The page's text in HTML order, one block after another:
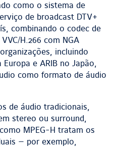
como o sistema de
de broadcast DTV+
combinando o codec de
H.266 com NGA
incluindo
Europa e ARIB no Japão,
como formato de áudio
de áudio tradicionais,
stereo ou surround,
MPEG-H tratam os
— por exemplo,